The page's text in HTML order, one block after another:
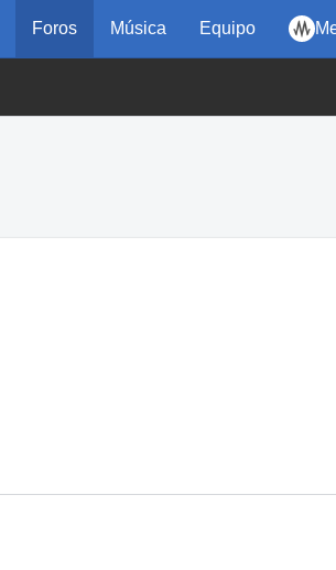
Foros Música Equipo